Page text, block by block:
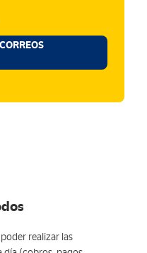
realizar las